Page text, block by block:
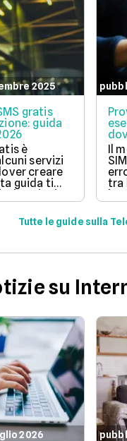
2025
gratis
guida
è
servizi
creare
guida ti
opzioni
senza
Il
tra
Tutte le guide sulla
su
2026